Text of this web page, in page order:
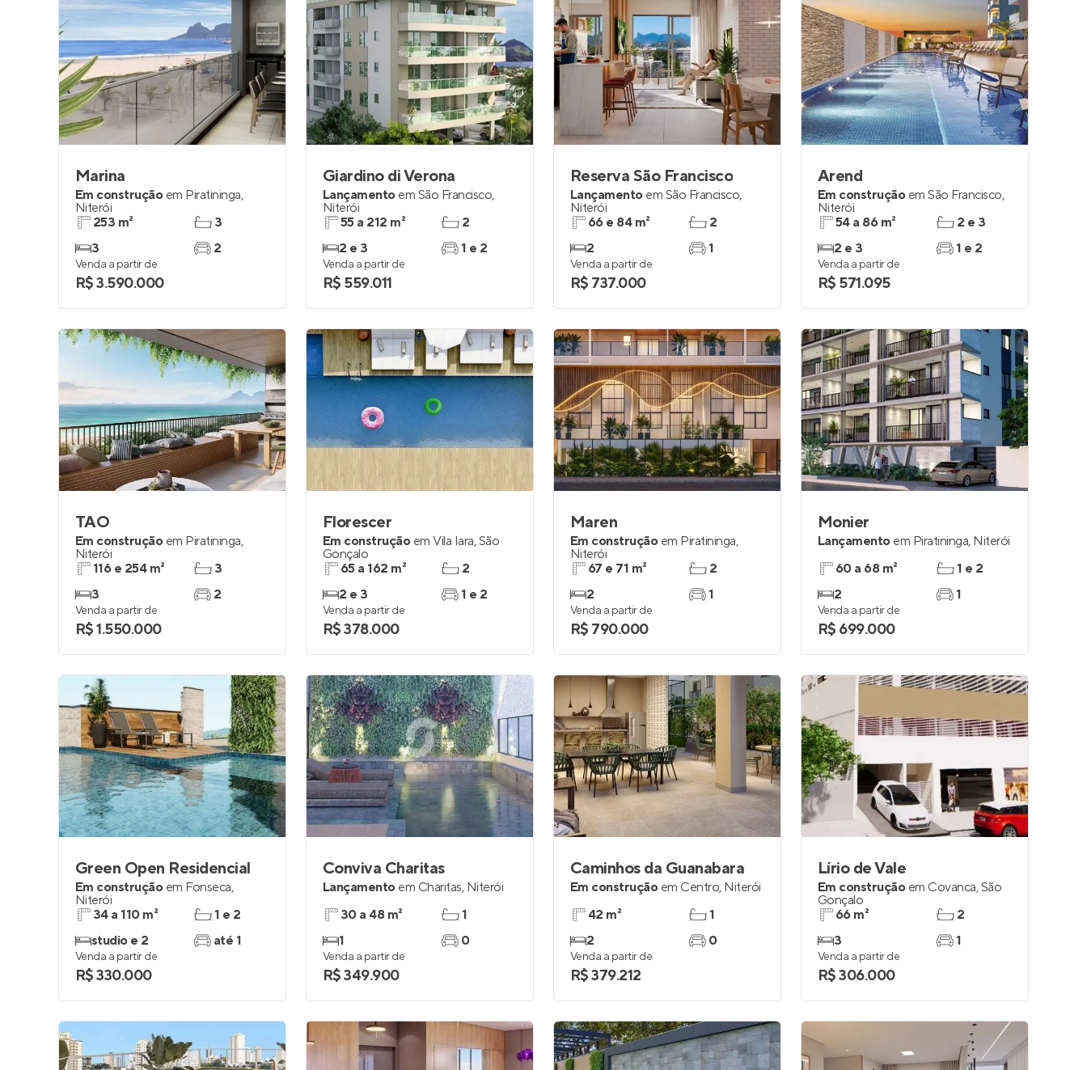
Marina
Em construção em Piratininga,
Niterói
253 m²
3
3
2
Venda a partir de
R$ 3.590.000
Giardino di Verona
Lançamento em São Francisco,
Niterói
55 a 212 m²
2 e 3
2
1 e 2
Venda a partir de
R$ 559.011
Reserva São Francisco
Lançamento em São Francisco,
Niterói
66 e 84 m²
2
2
1
Venda a partir de
R$ 737.000
Arend
Em construção em São Francisco,
Niterói
54 a 86 m²
2 e 3
2 e 3
1 e 2
Venda a partir de
R$ 571.095
TAO
Em construção em Piratininga,
Niterói
116 e 254 m²
3
3
2
Venda a partir de
R$ 1.550.000
Florescer
Em construção em Vila Iara,São
Gonçalo
65 a 162 m²
2 e 3
2
1 e 2
Venda a partir de
R$ 378.000
Maren
Em construção em Piratininga,
Niterói
67 e 71 m²
2
2
1
Venda a partir de
R$ 790.000
Monier
Lançamento em Piratininga, Niterói
60 a 68 m²
2
1 e 2
1
Venda a partir de
R$ 699.000
Green Open Residencial
Em construção em Fonseca,
Niterói
34 a 110 m²
studio e 2
1 e 2
até 1
Venda a partir de
R$ 330.000
Conviva Charitas
Lançamento em Charitas, Niterói
30 a 48 m²
1
1
0
Venda a partir de
R$ 349.900
Caminhos da Guanabara
Em construção em Centro, Niterói
42 m²
2
1
0
Venda a partir de
R$ 379.212
Lírio de Vale
Em construção em Covanca,São
Gonçalo
66 m²
3
2
1
Venda a partir de
R$ 306.000